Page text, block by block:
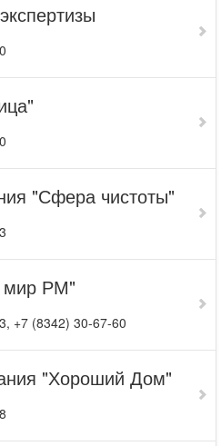
"Сфера чистоты"
мир РМ"
+7 (8342) 30-67-60
"Хороший Дом"